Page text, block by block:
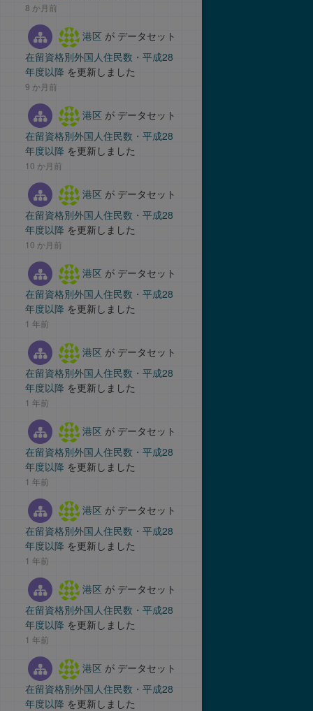
8 か月前
港区 が データセット
在留資格別外国人住民数・平成28
年度以降 を更新しました
9 か月前
港区 が データセット
在留資格別外国人住民数・平成28
年度以降 を更新しました
10 か月前
港区 が データセット
在留資格別外国人住民数・平成28
年度以降 を更新しました
10 か月前
港区 が データセット
在留資格別外国人住民数・平成28
年度以降 を更新しました
1 年前
港区 が データセット
在留資格別外国人住民数・平成28
年度以降 を更新しました
1 年前
港区 が データセット
在留資格別外国人住民数・平成28
年度以降 を更新しました
1 年前
港区 が データセット
在留資格別外国人住民数・平成28
年度以降 を更新しました
1 年前
港区 が データセット
在留資格別外国人住民数・平成28
年度以降 を更新しました
1 年前
港区 が データセット
在留資格別外国人住民数・平成28
年度以降 を更新しました